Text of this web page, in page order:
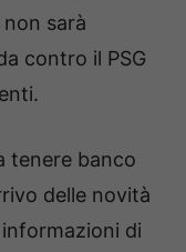
non sarà
contro il PSG
tenere banco
delle novità
di